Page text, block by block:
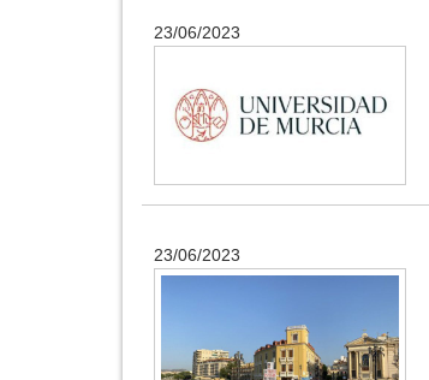
23/06/2023
23/06/2023